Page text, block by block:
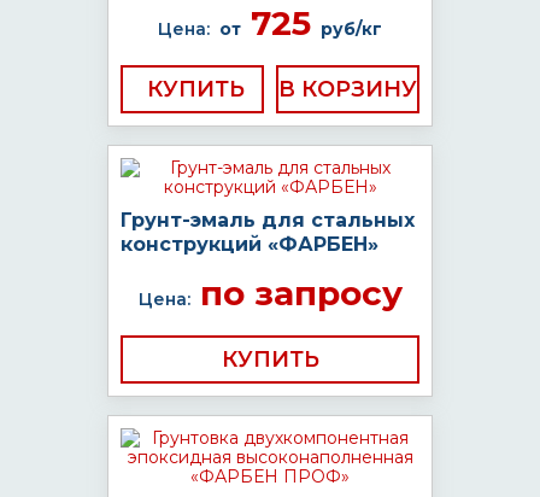
Цена: от 725 руб/кг
КУПИТЬ
Грунт-эмаль для стальных
конструкций «ФАРБЕН»
Цена:по запросу
КУПИТЬ